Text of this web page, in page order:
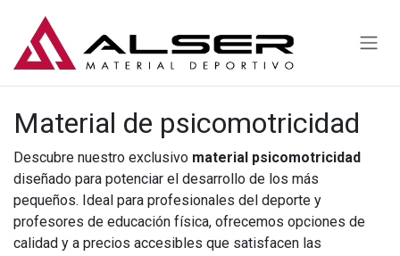
Material de psicomotricidad
Descubre nuestro exclusivo material psicomotricidad
diseñado para potenciar el desarrollo de los más
pequeños. Ideal para profesionales del deporte y
profesores de educación física, ofrecemos opciones de
calidad y a precios accesibles que satisfacen las